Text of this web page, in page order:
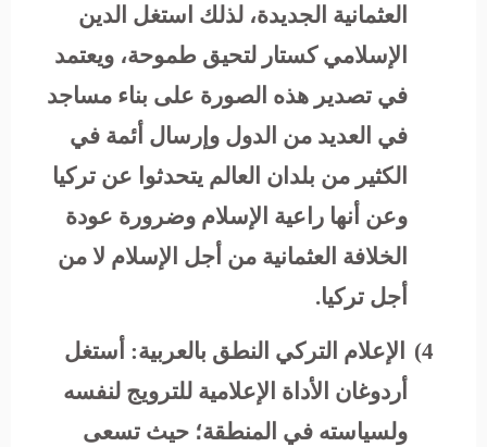
العثمانية الجديدة، لذلك استغل الدين
الإسلامي كستار لتحيق طموحة، ويعتمد
في تصدير هذه الصورة على بناء مساجد
في العديد من الدول وإرسال أئمة في
الكثير من بلدان العالم يتحدثوا عن تركيا
وعن أنها راعية الإسلام وضرورة عودة
الخلافة العثمانية من أجل الإسلام لا من
أجل تركيا.
4) الإعلام التركي النطق بالعربية: أستغل
أردوغان الأداة الإعلامية للترويج لنفسه
ولسياسته في المنطقة؛ حيث تسعى